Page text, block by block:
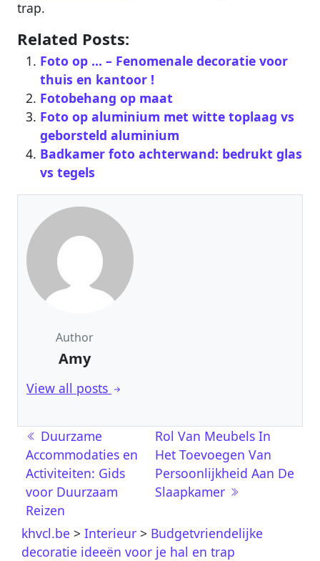
trap.
Related Posts:
Foto op … – Fenomenale decoratie voor
thuis en kantoor !
Fotobehang op maat
Foto op aluminium met witte toplaag vs
geborsteld aluminium
Badkamer foto achterwand: bedrukt glas
vs tegels
Author
Amy
View all posts
Post navigation
Duurzame
Accommodaties en
Activiteiten: Gids
voor Duurzaam
Reizen
Rol Van Meubels In
Het Toevoegen Van
Persoonlijkheid Aan De
Slaapkamer
khvcl.be > Interieur > Budgetvriendelijke
decoratie ideeën voor je hal en trap